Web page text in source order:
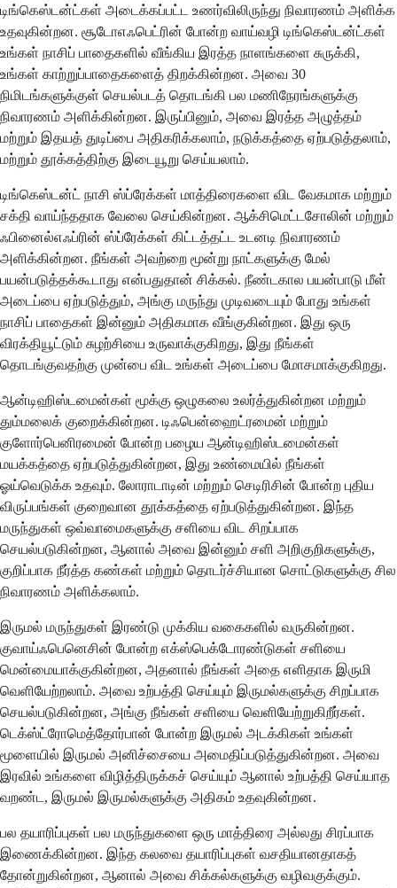
டிங்கெஸ்டன்ட்கள் அடைக்கப்பட்ட உணர்விலிருந்து நிவாரணம் அளிக்க
உதவுகின்றன. சூடோஎஃபெட்ரின் போன்ற வாய்வழி டிங்கெஸ்டன்ட்கள்
உங்கள் நாசிப் பாதைகளில் வீங்கிய இரத்த நாளங்களை சுருக்கி,
உங்கள் காற்றுப்பாதைகளைத் திறக்கின்றன. அவை 30
நிமிடங்களுக்குள் செயல்படத் தொடங்கி பல மணிநேரங்களுக்கு
நிவாரணம் அளிக்கின்றன. இருப்பினும், அவை இரத்த அழுத்தம்
மற்றும் இதயத் துடிப்பை அதிகரிக்கலாம், நடுக்கத்தை ஏற்படுத்தலாம்,
மற்றும் தூக்கத்திற்கு இடையூறு செய்யலாம்.
டிங்கெஸ்டன்ட் நாசி ஸ்ப்ரேக்கள் மாத்திரைகளை விட வேகமாக மற்றும்
சக்தி வாய்ந்ததாக வேலை செய்கின்றன. ஆக்சிமெட்டசோலின் மற்றும்
ஃபினைல்எஃப்ரின் ஸ்ப்ரேக்கள் கிட்டத்தட்ட உடனடி நிவாரணம்
அளிக்கின்றன. நீங்கள் அவற்றை மூன்று நாட்களுக்கு மேல்
பயன்படுத்தக்கூடாது என்பதுதான் சிக்கல். நீண்டகால பயன்பாடு மீள்
அடைப்பை ஏற்படுத்தும், அங்கு மருந்து முடிவடையும் போது உங்கள்
நாசிப் பாதைகள் இன்னும் அதிகமாக வீங்குகின்றன. இது ஒரு
விரக்தியூட்டும் சுழற்சியை உருவாக்குகிறது, இது நீங்கள்
தொடங்குவதற்கு முன்பை விட உங்கள் அடைப்பை மோசமாக்குகிறது.
ஆன்டிஹிஸ்டமைன்கள் மூக்கு ஒழுகலை உலர்த்துகின்றன மற்றும்
தும்மலைக் குறைக்கின்றன. டிஃபென்ஹைட்ரமைன் மற்றும்
குளோர்பெனிரமைன் போன்ற பழைய ஆன்டிஹிஸ்டமைன்கள்
மயக்கத்தை ஏற்படுத்துகின்றன, இது உண்மையில் நீங்கள்
ஓய்வெடுக்க உதவும். லோராடாடின் மற்றும் செடிரிசின் போன்ற புதிய
விருப்பங்கள் குறைவான தூக்கத்தை ஏற்படுத்துகின்றன. இந்த
மருந்துகள் ஒவ்வாமைகளுக்கு சளியை விட சிறப்பாக
செயல்படுகின்றன, ஆனால் அவை இன்னும் சளி அறிகுறிகளுக்கு,
குறிப்பாக நீர்த்த கண்கள் மற்றும் தொடர்ச்சியான சொட்டுகளுக்கு சில
நிவாரணம் அளிக்கலாம்.
இருமல் மருந்துகள் இரண்டு முக்கிய வகைகளில் வருகின்றன.
குவாய்ஃபெனெசின் போன்ற எக்ஸ்பெக்டோரண்டுகள் சளியை
மென்மையாக்குகின்றன, அதனால் நீங்கள் அதை எளிதாக இருமி
வெளியேற்றலாம். அவை உற்பத்தி செய்யும் இருமல்களுக்கு சிறப்பாக
செயல்படுகின்றன, அங்கு நீங்கள் சளியை வெளியேற்றுகிறீர்கள்.
டெக்ஸ்ட்ரோமெத்தோர்பான் போன்ற இருமல் அடக்கிகள் உங்கள்
மூளையில் இருமல் அனிச்சையை அமைதிப்படுத்துகின்றன. அவை
இரவில் உங்களை விழித்திருக்கச் செய்யும் ஆனால் உற்பத்தி செய்யாத
வறண்ட, இருமல் இருமல்களுக்கு அதிகம் உதவுகின்றன.
பல தயாரிப்புகள் பல மருந்துகளை ஒரு மாத்திரை அல்லது சிரப்பாக
இணைக்கின்றன. இந்த கலவை தயாரிப்புகள் வசதியானதாகத்
தோன்றுகின்றன, ஆனால் அவை சிக்கல்களுக்கு வழிவகுக்கும்.